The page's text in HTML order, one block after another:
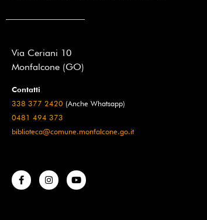
Via Ceriani 10
Monfalcone (GO)
Contatti
338 377 2420 (Anche Whatsapp)
0481 494 373
biblioteca@comune.monfalcone.go.it